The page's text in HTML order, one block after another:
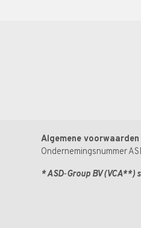
Algemene voorwaarden
Ondernemingsnummer
* ASD‑Group BV(VCA**)